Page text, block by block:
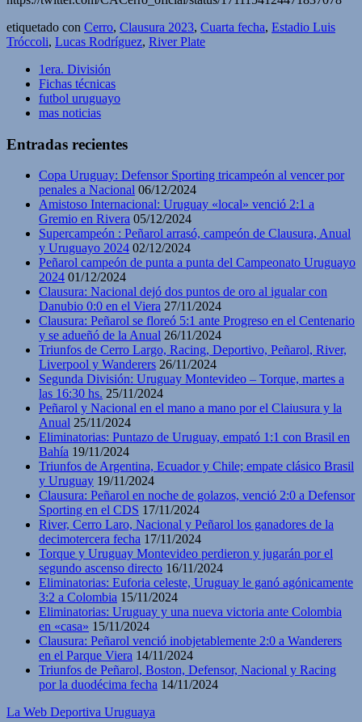
etiquetado con Cerro, Clausura 2023, Cuarta fecha, Estadio Luis
Tróccoli, Lucas Rodríguez, River Plate
1era. División
Fichas técnicas
futbol uruguayo
mas noticias
Entradas recientes
Copa Uruguay: Defensor Sporting tricampeón al vencer por
penales a Nacional 06/12/2024
Amistoso Internacional: Uruguay «local» venció 2:1 a
Gremio en Rivera 05/12/2024
Supercampeón : Peñarol arrasó, campeón de Clausura, Anual
y Uruguayo 2024 02/12/2024
Peñarol campeón de punta a punta del Campeonato Uruguayo
2024 01/12/2024
Clausura: Nacional dejó dos puntos de oro al igualar con
Danubio 0:0 en el Viera 27/11/2024
Clausura: Peñarol se floreó 5:1 ante Progreso en el Centenario
y se adueñó de la Anual 26/11/2024
Triunfos de Cerro Largo, Racing, Deportivo, Peñarol, River,
Liverpool y Wanderers 26/11/2024
Segunda División: Uruguay Montevideo – Torque, martes a
las 16:30 hs. 25/11/2024
Peñarol y Nacional en el mano a mano por el Claiusura y la
Anual 25/11/2024
Eliminatorias: Puntazo de Uruguay, empató 1:1 con Brasil en
Bahía 19/11/2024
Triunfos de Argentina, Ecuador y Chile; empate clásico Brasil
y Uruguay 19/11/2024
Clausura: Peñarol en noche de golazos, venció 2:0 a Defensor
Sporting en el CDS 17/11/2024
River, Cerro Laro, Nacional y Peñarol los ganadores de la
decimotercera fecha 17/11/2024
Torque y Uruguay Montevideo perdieron y jugarán por el
segundo ascenso directo 16/11/2024
Eliminatorias: Euforia celeste, Uruguay le ganó agónicamente
3:2 a Colombia 15/11/2024
Eliminatorias: Uruguay y una nueva victoria ante Colombia
en «casa» 15/11/2024
Clausura: Peñarol venció inobjetablemente 2:0 a Wanderers
en el Parque Viera 14/11/2024
Triunfos de Peñarol, Boston, Defensor, Nacional y Racing
por la duodécima fecha 14/11/2024
La Web Deportiva Uruguaya